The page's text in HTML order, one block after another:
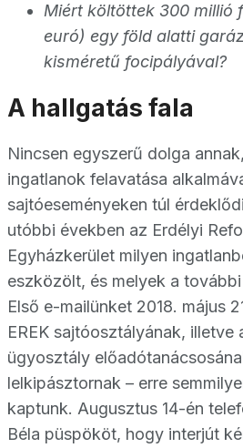
Miért költöttek 300 millió
euró) egy föld alatti
kisméretű focipályával?
A hallgatás fala
Nincsen egyszerű dolga
ingatlanok felavatása
sajtóeseményeken túl
utóbbi években az Erdélyi
Egyházkerület milyen
eszközölt, és melyek a
Első e-mailünket 2018. május
EREK sajtóosztályának, illetve
ügyosztály
lelkipásztornak – erre
kaptunk. Augusztus 14-én
Béla püspököt, hogy interjút